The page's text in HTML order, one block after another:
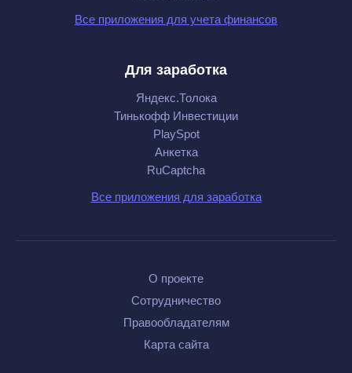
Все приложения для учета финансов
Для заработка
Яндекс.Толока
Тинькофф Инвестиции
PlaySpot
Анкетка
RuCaptcha
Все приложения для заработка
О проекте
Сотрудничество
Правообладателям
Карта сайта